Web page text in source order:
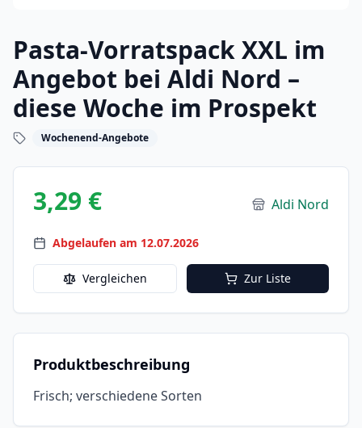
Pasta-Vorratspack XXL im
Angebot bei Aldi Nord –
diese Woche im Prospekt
Wochenend-Angebote
3,29 € Aldi Nord
Abgelaufen am 12.07.2026
Vergleichen Zur Liste
Produktbeschreibung
Frisch; verschiedene Sorten